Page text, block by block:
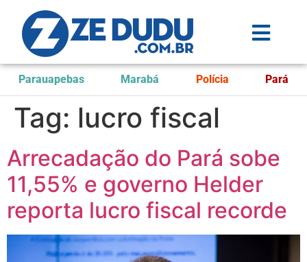
Parauapebas Marabá Polícia Pará
Tag: lucro fiscal
Arrecadação do Pará sobe
11,55% e governo Helder
reporta lucro fiscal recorde